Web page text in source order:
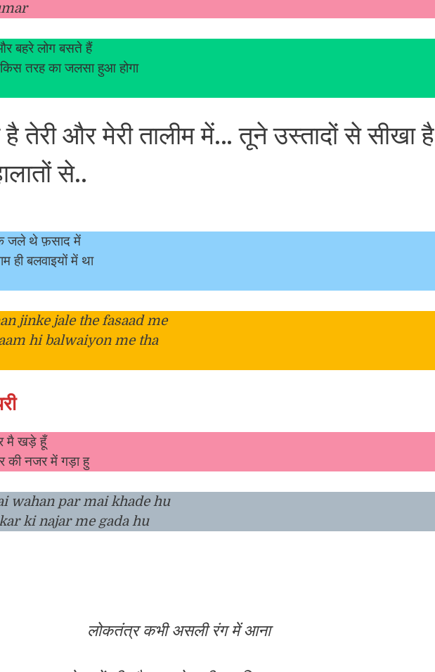
बहरे लोग बसते हैं
तरह का जलसा हुआ होगा
तेरी और मेरी तालीम में… तूने उस्तादों से सीखा है
से..
जले थे फ़साद में
ही बलवाइयों में था
jinke jale the fasaad me
hi balwaiyon me tha
मै खड़े हूँ
की नजर में गड़ा हु
wahan par mai khade hu
ki najar me gada hu
लोकतंत्र कभी असली रंग में आना